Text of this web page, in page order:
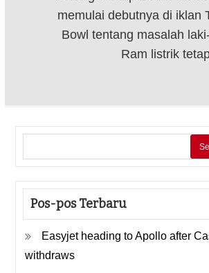
memulai debutnya di iklan
Bowl tentang masalah
Ram listrik
Pos-pos Terbaru
Easyjet heading to Apollo after
withdraws